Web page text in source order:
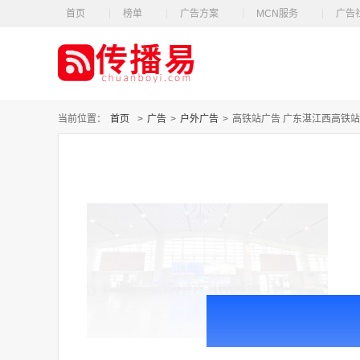
首页 榜单 广告方案 MCN服务 广告
当前位置： 首页 > 广告 > 户外广告 > 高铁站广告 广东湛江西高铁